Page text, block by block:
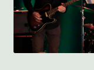
KONTAKT
SPØRSMÅL OG SVAR